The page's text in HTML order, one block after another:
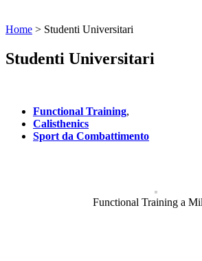
Home > Studenti Universitari
Studenti Universitari
Functional Training,
Calisthenics
Sport da Combattimento
Functional Training a